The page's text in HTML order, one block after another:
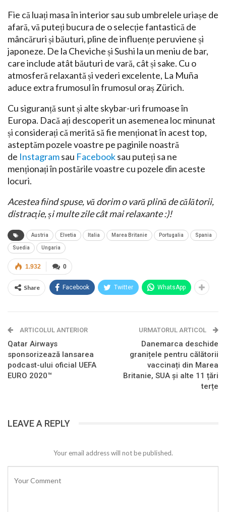
Fie că luați masa în interior sau sub umbrelele uriașe de
afară, vă puteți bucura de o selecție fantastică de
mâncăruri și băuturi, pline de influențe peruviene și
japoneze. De la Cheviche și Sushi la un meniu de bar,
care include atât băuturi de vară, cât și sake. Cu o
atmosferă relaxantă și vederi excelente, La Muña
aduce extra frumosul în frumosul oraș Zürich.
Cu siguranță sunt și alte skybar-uri frumoase în
Europa. Dacă ați descoperit un asemenea loc minunat
și considerați că merită să fie menționat în acest top,
asteptăm pozele voastre pe paginile noastră
de Instagramsau Facebooksau puteți sa ne
menționați în postările voastre cu pozele din aceste
locuri.
Acestea fiind spuse, vă dorim o vară plină de călătorii,
distracție, și multe zile cât mai relaxante :)!
Austria Elvetia Italia Marea Britanie Portugalia Spania
Suedia Ungaria
0
1.932
Share Facebook Twitter WhatsApp
ARTICOLUL ANTERIOR
Qatar Airways
sponsorizează lansarea
podcast-ului oficial UEFA
EURO 2020™
URMATORUL ARTICOL
Danemarca deschide
granițele pentru călătorii
vaccinați din Marea
Britanie, SUA și alte 11 țări
terțe
LEAVE A REPLY
Your email address will not be published.